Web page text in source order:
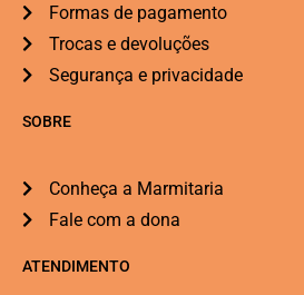
Formas de pagamento
Trocas e devoluções
Segurança e privacidade
SOBRE
Conheça a Marmitaria
Fale com a dona
ATENDIMENTO